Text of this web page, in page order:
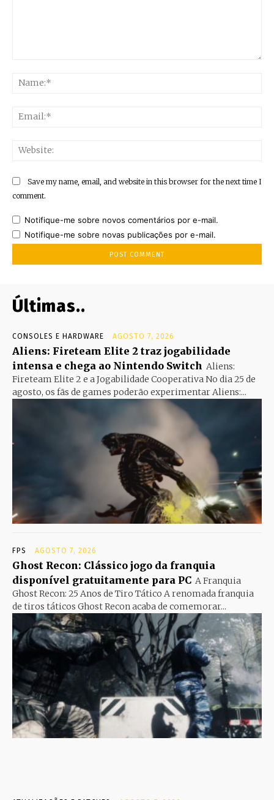
Save my name, email, and website in this browser for the next time I
comment.
Notifique-me sobre novos comentários por e-mail.
Notifique-me sobre novas publicações por e-mail.
Últimas..
CONSOLES E HARDWARE AGOSTO 7, 2026
Aliens: Fireteam Elite 2 traz jogabilidade
intensa e chega ao Nintendo Switch Aliens:
Fireteam Elite 2 e a Jogabilidade Cooperativa No dia 25 de
agosto, os fãs de games poderão experimentar Aliens:...
FPS AGOSTO 7, 2026
Ghost Recon: Clássico jogo da franquia
disponível gratuitamente para PC A Franquia
Ghost Recon: 25 Anos de Tiro Tático A renomada franquia
de tiros táticos Ghost Recon acaba de comemorar...